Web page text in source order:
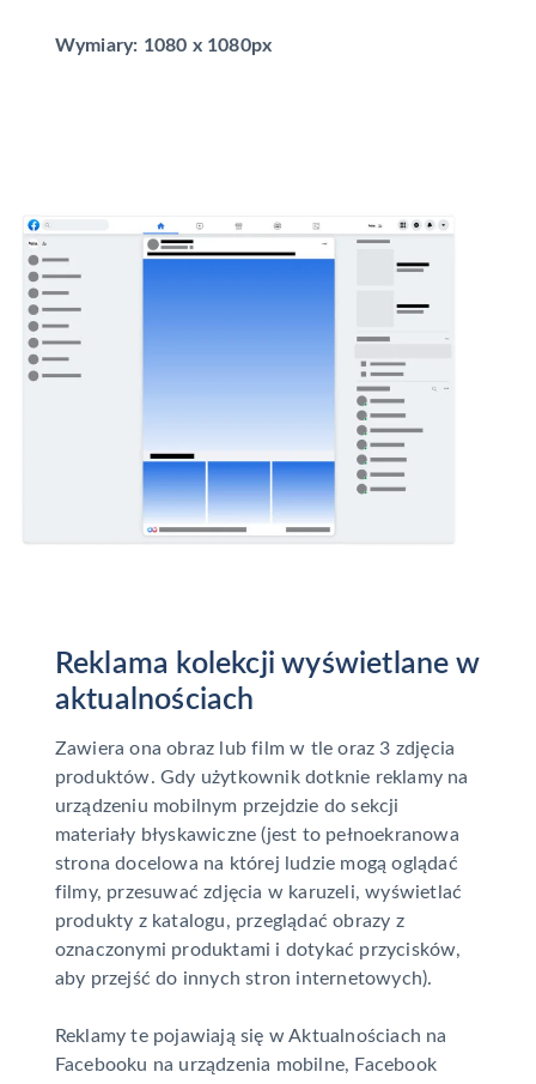
Wymiary: 1080 x 1080px
Reklama kolekcji wyświetlane w
aktualnościach
Zawiera ona obraz lub film w tle oraz 3 zdjęcia
produktów. Gdy użytkownik dotknie reklamy na
urządzeniu mobilnym przejdzie do sekcji
materiały błyskawiczne (jest to pełnoekranowa
strona docelowa na której ludzie mogą oglądać
filmy, przesuwać zdjęcia w karuzeli, wyświetlać
produkty z katalogu, przeglądać obrazy z
oznaczonymi produktami i dotykać przycisków,
aby przejść do innych stron internetowych).
Reklamy te pojawiają się w Aktualnościach na
Facebooku na urządzenia mobilne, Facebook